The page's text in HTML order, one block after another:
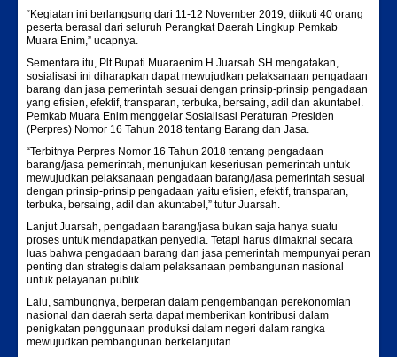
“Kegiatan ini berlangsung dari 11-12 November 2019, diikuti 40 orang
peserta berasal dari seluruh Perangkat Daerah Lingkup Pemkab
Muara Enim,” ucapnya.
Sementara itu, Plt Bupati Muaraenim H Juarsah SH mengatakan,
sosialisasi ini diharapkan dapat mewujudkan pelaksanaan pengadaan
barang dan jasa pemerintah sesuai dengan prinsip-prinsip pengadaan
yang efisien, efektif, transparan, terbuka, bersaing, adil dan akuntabel.
Pemkab Muara Enim menggelar Sosialisasi Peraturan Presiden
(Perpres) Nomor 16 Tahun 2018 tentang Barang dan Jasa.
“Terbitnya Perpres Nomor 16 Tahun 2018 tentang pengadaan
barang/jasa pemerintah, menunjukan keseriusan pemerintah untuk
mewujudkan pelaksanaan pengadaan barang/jasa pemerintah sesuai
dengan prinsip-prinsip pengadaan yaitu efisien, efektif, transparan,
terbuka, bersaing, adil dan akuntabel,” tutur Juarsah.
Lanjut Juarsah, pengadaan barang/jasa bukan saja hanya suatu
proses untuk mendapatkan penyedia. Tetapi harus dimaknai secara
luas bahwa pengadaan barang dan jasa pemerintah mempunyai peran
penting dan strategis dalam pelaksanaan pembangunan nasional
untuk pelayanan publik.
Lalu, sambungnya, berperan dalam pengembangan perekonomian
nasional dan daerah serta dapat memberikan kontribusi dalam
penigkatan penggunaan produksi dalam negeri dalam rangka
mewujudkan pembangunan berkelanjutan.